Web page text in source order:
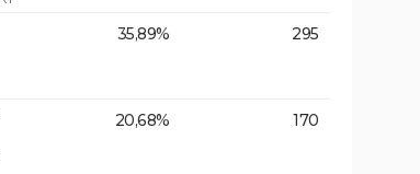
35,89% 295
20,68% 170